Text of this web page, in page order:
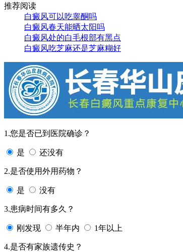
推荐阅读
白癜风可以吃睾酮吗
白癜风春天能晒太阳吗
白癜风处的白毛根部有黑点
白癜风吃芝麻还是芝麻糊好
1.您是否已到医院确诊？
是 还没有
2.是否使用外用药物？
是 没有
3.患病时间有多久？
刚发现 半年内 1年以上
4.是否有家族遗传史？